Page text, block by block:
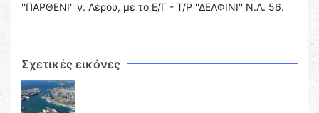
''ΠΑΡΘΕΝΙ'' ν. Λέρου, με το Ε/Γ - Τ/Ρ ''ΔΕΛΦΙΝΙ'' Ν.Λ. 56.
Σχετικές εικόνες